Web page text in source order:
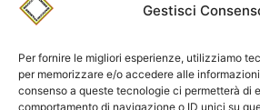
Gestisci
Per fornire le migliori esperienze, utilizziamo
per memorizzare e/o accedere alle
consenso a queste tecnologie ci permetterà di
comportamento di navigazione o ID unici su
Carte di
Google Pay
Bonifico
Pagamento alla